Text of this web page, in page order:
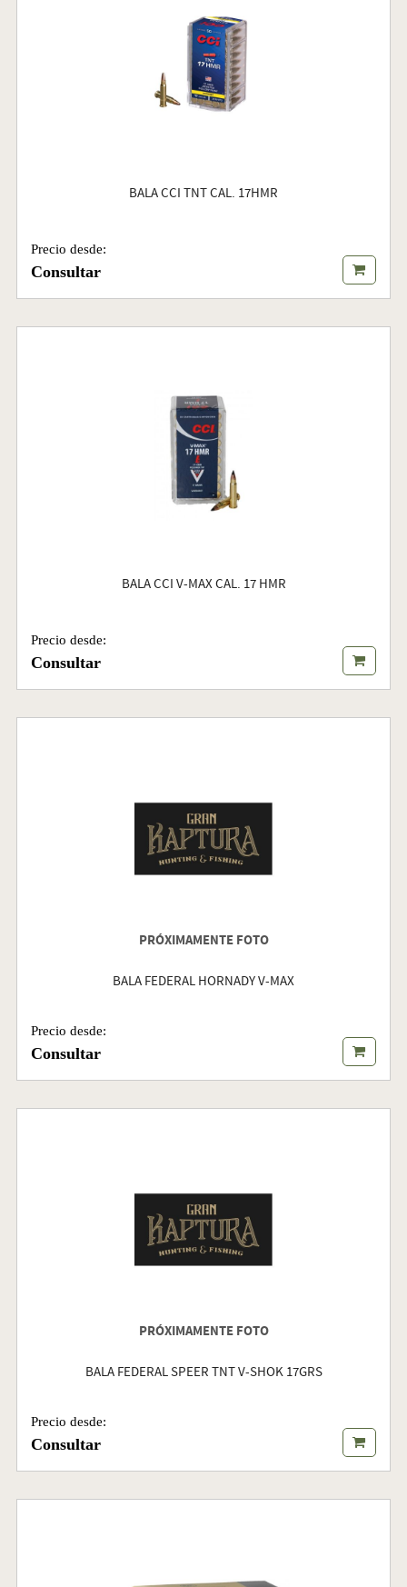
BALA CCI TNT CAL. 17HMR
Precio desde:
Consultar
BALA CCI V-MAX CAL. 17 HMR
Precio desde:
Consultar
PRÓXIMAMENTE FOTO
BALA FEDERAL HORNADY V-MAX
Precio desde:
Consultar
PRÓXIMAMENTE FOTO
BALA FEDERAL SPEER TNT V-SHOK 17GRS
Precio desde:
Consultar